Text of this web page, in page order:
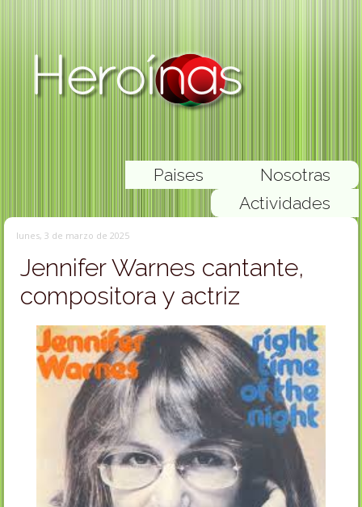
Nosotras
Paises
Actividades
lunes, 3 de marzo de 2025
Jennifer Warnes cantante,
compositora y actriz